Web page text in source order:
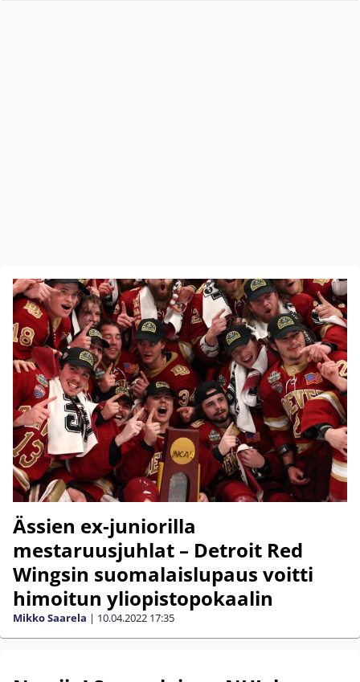
Ässien ex-juniorilla
mestaruusjuhlat – Detroit Red
Wingsin suomalaislupaus voitti
himoitun yliopistopokaalin
Mikko Saarela | 10.04.2022 17:35